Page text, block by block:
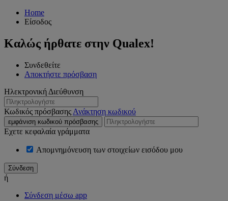
Home
Είσοδος
Καλώς ήρθατε στην Qualex!
Συνδεθείτε
Αποκτήστε πρόσβαση
Ηλεκτρονική Διεύθυνση
Κωδικός πρόσβασης Ανάκτηση κωδικού
εμφάνιση κωδικού πρόσβασης
Εχετε κεφαλαία γράμματα
Απομνημόνευση των στοιχείων εισόδου μου
ή
Σύνδεση μέσω app